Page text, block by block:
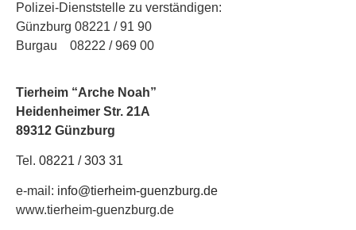
Polizei-Dienststelle zu verständigen:
Günzburg 08221 / 91 90
Burgau 08222 / 969 00
Tierheim “Arche Noah”
Heidenheimer Str. 21A
89312 Günzburg
Tel. 08221 / 303 31
e-mail: info@tierheim-guenzburg.de
www.tierheim-guenzburg.de